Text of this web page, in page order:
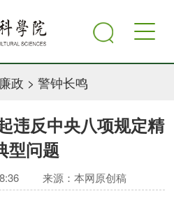
政 >警钟长鸣
违反中央八项规定精
型问题
来源：本网原创稿